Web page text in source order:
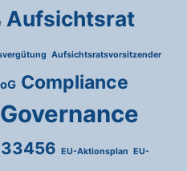
Aufsichtsrat
Aufsichtsratsvorsitzender
Compliance
33456 EU-Aktionsplan EU-